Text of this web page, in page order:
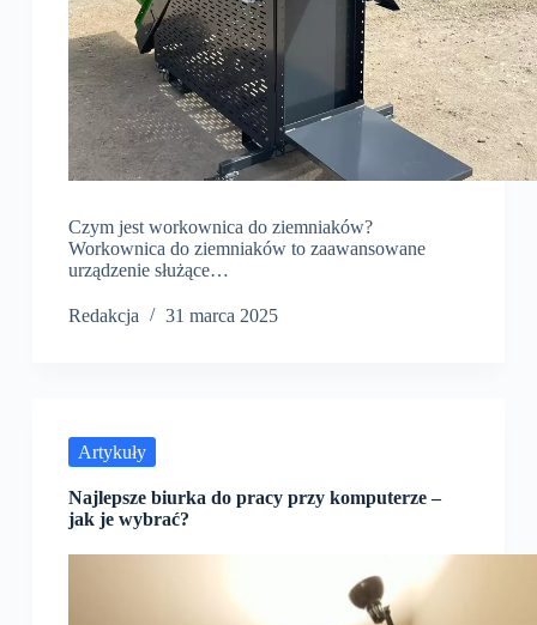
Czym jest workownica do ziemniaków?
Workownica do ziemniaków to zaawansowane
urządzenie służące…
Redakcja 31 marca 2025
Artykuły
Najlepsze biurka do pracy przy komputerze –
jak je wybrać?